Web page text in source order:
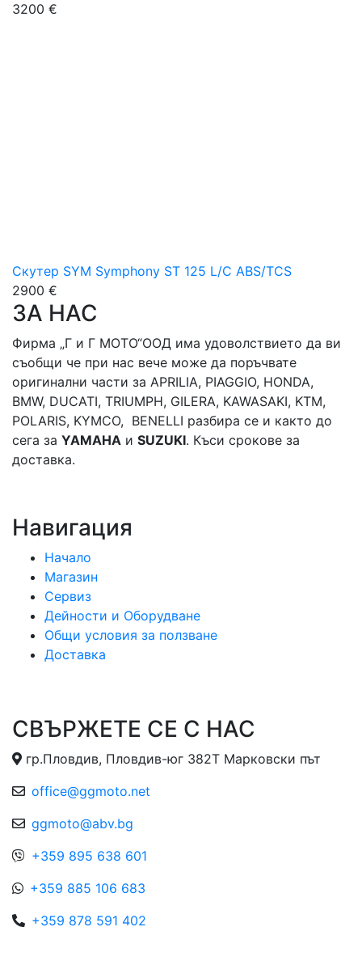
3200 €
Скутер SYM Symphony ST 125 L/C ABS/TCS
2900 €
ЗА НАС
Фирма „Г и Г МОТО“ООД има удоволствието да ви
съобщи че при нас вече може да поръчвате
оригинални части за APRILIA, PIAGGIO, HONDA,
BMW, DUCATI, TRIUMPH, GILERA, KAWASAKI, KTM,
POLARIS, KYMCO, BENELLI разбира се и както до
сега за YAMAHA и SUZUKI. Къси срокове за
доставка.
Навигация
Начало
Магазин
Сервиз
Дейности и Оборудване
Общи условия за ползване
Доставка
СВЪРЖЕТЕ СЕ С НАС
гр.Пловдив, Пловдив-юг 382Т Марковски път
office@ggmoto.net
ggmoto@abv.bg
+359 895 638 601
+359 885 106 683
+359 878 591 402